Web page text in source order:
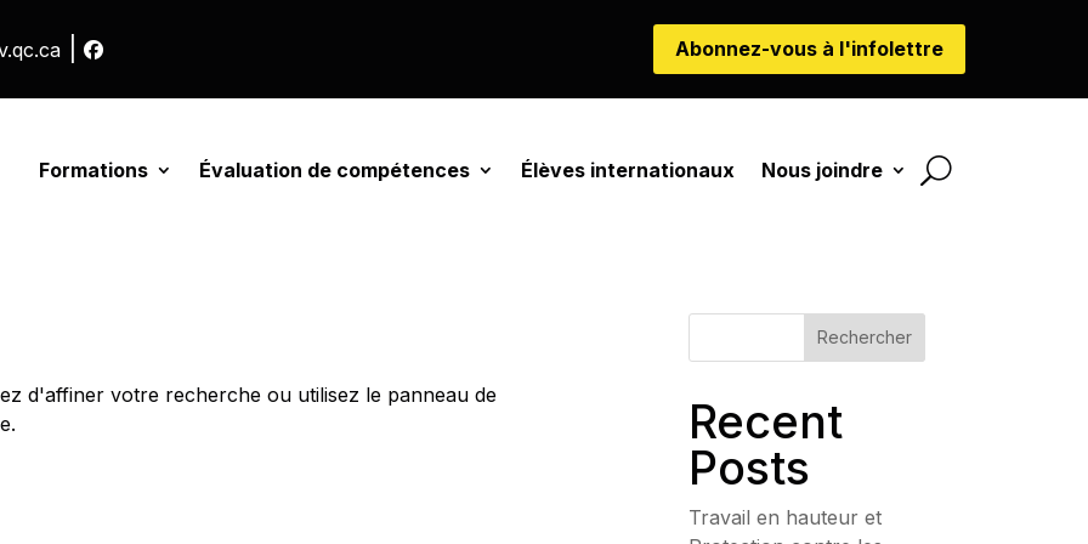
| Abonnez-vous à l'infolettre
Formations Évaluation de compétences Élèves internationaux Nous joindre
d'affiner votre recherche ou utilisez le panneau de
Rechercher
Recent
Posts
Travail en hauteur et